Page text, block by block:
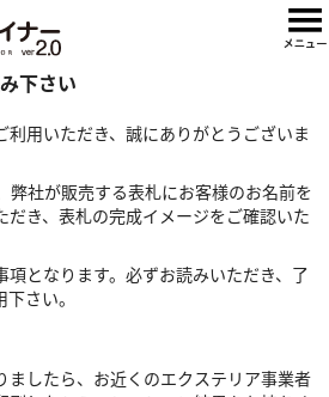
下さい
利用いただき、誠にありがとうございま
弊社が販売する表札にお客様のお名前を
だき、表札の完成イメージをご確認いた
項となります。必ずお読みいただき、了
さい。
ましたら、お近くのエクステリア事業者